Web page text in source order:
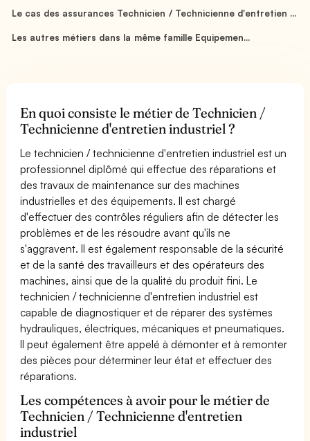
Le cas des assurances Technicien / Technicienne d'entretien ...
Les autres métiers dans la même famille Equipemen...
En quoi consiste le métier de Technicien /
Technicienne d'entretien industriel ?
Le technicien / technicienne d'entretien industriel est un
professionnel diplômé qui effectue des réparations et
des travaux de maintenance sur des machines
industrielles et des équipements. Il est chargé
d'effectuer des contrôles réguliers afin de détecter les
problèmes et de les résoudre avant qu'ils ne
s'aggravent. Il est également responsable de la sécurité
et de la santé des travailleurs et des opérateurs des
machines, ainsi que de la qualité du produit fini. Le
technicien / technicienne d'entretien industriel est
capable de diagnostiquer et de réparer des systèmes
hydrauliques, électriques, mécaniques et pneumatiques.
Il peut également être appelé à démonter et à remonter
des pièces pour déterminer leur état et effectuer des
réparations.
Les compétences à avoir pour le métier de
Technicien / Technicienne d'entretien
industriel